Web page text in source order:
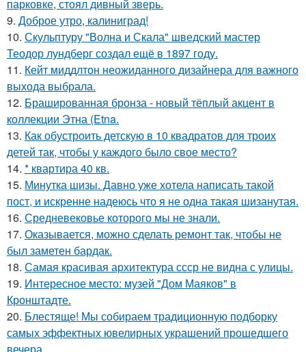
парковке, стоял дивный зверь.
9. Доброе утро, калиниград!
10. Скульптуру "Волна и Скала" шведский мастер
Теодор лундберг создал ещё в 1897 году.
11. Кейт миддлтон неожиданного дизайнера для важного
выхода выбрала.
12. Брашированная бронза - новый тёплый акцент в
коллекции Этна (Etna.
13. Как обустроить детскую в 10 квадратов для троих
детей так, чтобы у каждого было свое место?
14. * квартира 40 кв.
15. Минутка шизы. Давно уже хотела написать такой
пост, и искренне надеюсь что я не одна такая шизанутая.
16. Средневековье которого мы не знали.
17. Оказывается, можно сделать ремонт так, чтобы не
был заметен бардак.
18. Самая красивая архитектура ссср не видна с улицы.
19. Интересное место: музей "Дом Маяков" в
Кронштадте.
20. Блестяще! Мы собираем традиционную подборку
самых эффектных ювелирных украшений прошедшего